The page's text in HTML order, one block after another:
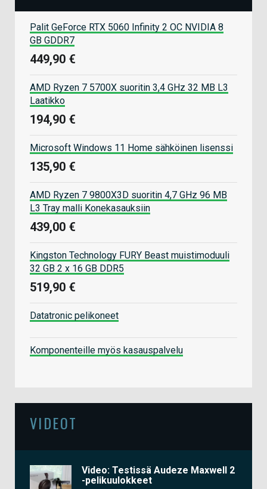
Palit GeForce RTX 5060 Infinity 2 OC NVIDIA 8
GB GDDR7
449,90 €
AMD Ryzen 7 5700X suoritin 3,4 GHz 32 MB L3
Laatikko
194,90 €
Microsoft Windows 11 Home sähköinen lisenssi
135,90 €
AMD Ryzen 7 9800X3D suoritin 4,7 GHz 96 MB
L3 Tray malli Konekasauksiin
439,00 €
Kingston Technology FURY Beast muistimoduuli
32 GB 2 x 16 GB DDR5
519,90 €
Datatronic pelikoneet
Komponenteille myös kasauspalvelu
VIDEOT
Video: Testissä Audeze Maxwell 2
-pelikuulokkeet